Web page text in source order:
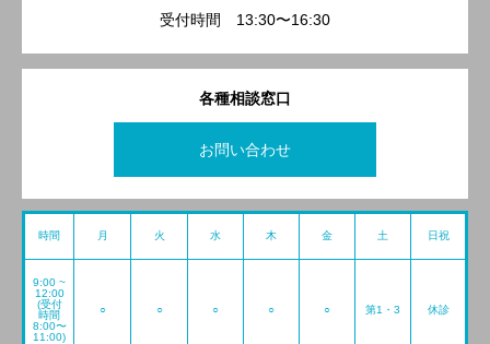
各種相談窓口
お問い合わせ
受付時間 13:30〜16:30
時間 月 火 水 木 金 土 日祝
9:00 ~
12:00
(受付
時間
8:00〜
11:00)
○ ○ ○ ○ ○ 第1・3 休診